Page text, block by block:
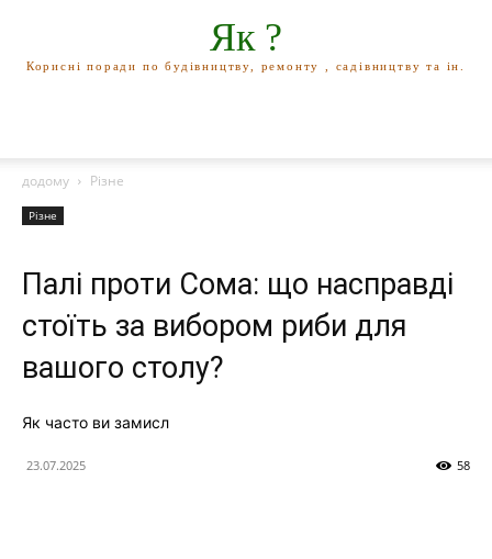
Як ?
Корисні поради по будівництву, ремонту , садівництву та ін.
додому Різне
Різне
Палі проти Сома: що насправді
стоїть за вибором риби для
вашого столу?
Як часто ви замисл
23.07.2025 58